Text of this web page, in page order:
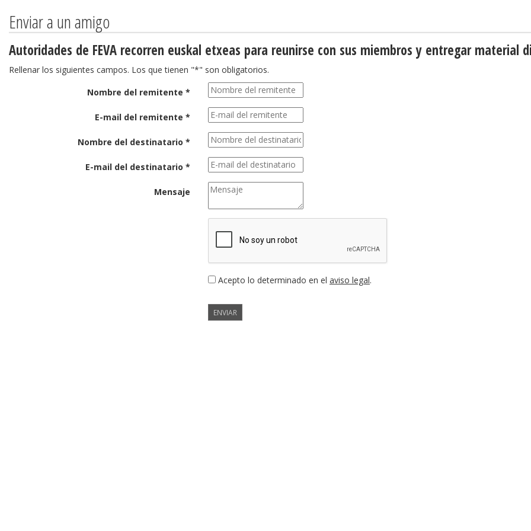
Enviar a un amigo
Autoridades de FEVA recorren euskal etxeas para reunirse con sus miembros y entregar material
Rellenar los siguientes campos. Los que tienen "*" son obligatorios.
Nombre del remitente *
E-mail del remitente *
Nombre del destinatario *
E-mail del destinatario *
Mensaje
Acepto lo determinado en el aviso legal.
ENVIAR